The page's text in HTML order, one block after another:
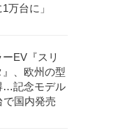
万台に」
EV『スリ
、欧州の型
…記念モデル
で国内発売